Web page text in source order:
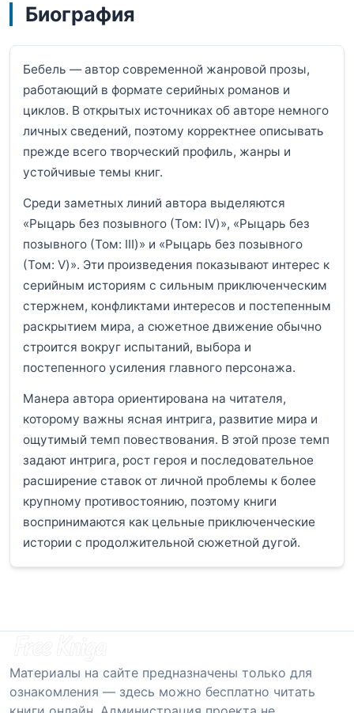
Биография
Бебель — автор современной жанровой прозы,
работающий в формате серийных романов и
циклов. В открытых источниках об авторе немного
личных сведений, поэтому корректнее описывать
прежде всего творческий профиль, жанры и
устойчивые темы книг.
Среди заметных линий автора выделяются
«Рыцарь без позывного (Том: IV)», «Рыцарь без
позывного (Том: III)» и «Рыцарь без позывного
(Том: V)». Эти произведения показывают интерес к
серийным историям с сильным приключенческим
стержнем, конфликтами интересов и постепенным
раскрытием мира, а сюжетное движение обычно
строится вокруг испытаний, выбора и
постепенного усиления главного персонажа.
Манера автора ориентирована на читателя,
которому важны ясная интрига, развитие мира и
ощутимый темп повествования. В этой прозе темп
задают интрига, рост героя и последовательное
расширение ставок от личной проблемы к более
крупному противостоянию, поэтому книги
воспринимаются как цельные приключенческие
истории с продолжительной сюжетной дугой.
Материалы на сайте предназначены только для
ознакомления — здесь можно бесплатно читать